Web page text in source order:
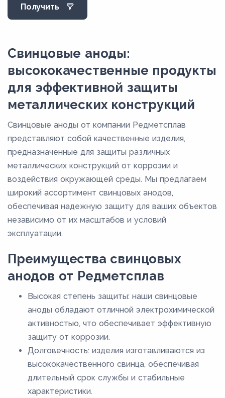
2,5
8
9
Получить
Свинцовые аноды:
высококачественные продукты
для эффективной защиты
металлических конструкций
Свинцовые аноды от компании Редметсплав
представляют собой качественные изделия,
предназначенные для защиты различных
металлических конструкций от коррозии и
воздействия окружающей среды. Мы предлагаем
широкий ассортимент свинцовых анодов,
обеспечивая надежную защиту для ваших объектов
независимо от их масштабов и условий
эксплуатации.
Преимущества свинцовых
анодов от Редметсплав
Высокая степень защиты: наши свинцовые
аноды обладают отличной электрохимической
активностью, что обеспечивает эффективную
защиту от коррозии.
Долговечность: изделия изготавливаются из
высококачественного свинца, обеспечивая
длительный срок службы и стабильные
характеристики.